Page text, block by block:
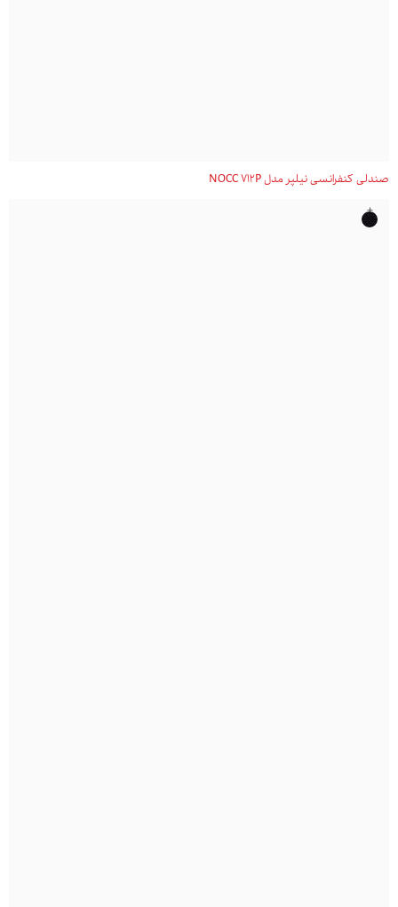
صندلی کنفرانسی نیلپر مدل NOCC 712P
+